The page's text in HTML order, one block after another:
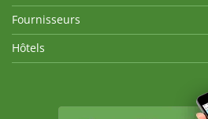
Fournisseurs
Hôtels